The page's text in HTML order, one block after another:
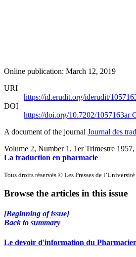
Online publication: March 12, 2019
URI
https://id.erudit.org/iderudit/
DOI
https://doi.org/10.7202/1057163ar
A document of the journal Journal des
Volume 2, Number 1, 1er Trimestre 1957
La traduction en pharmacie
Tous droits réservés © Les Presses de
Browse the articles in this issue
[Beginning of issue]
Back to summary
Le devoir d'information du